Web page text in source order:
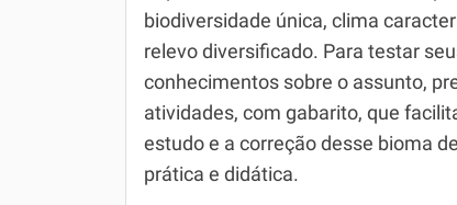
Física
Química
Todos os Exercícios
biodiversidade única, clima
relevo diversificado. Para testar
conhecimentos sobre o assunto,
atividades, com gabarito, que
estudo e a correção desse bioma
prática e didática.